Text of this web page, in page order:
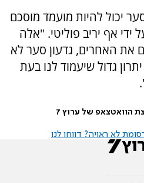
יכול להיות מועמד מוסכם
ידי אף יריב פוליטי. "אלה
את האחרים, גדעון סער לא
גדול שיעמוד לנו בעת
הוואטצאפ של ערוץ 7
לא ראויה? דווחו לנו